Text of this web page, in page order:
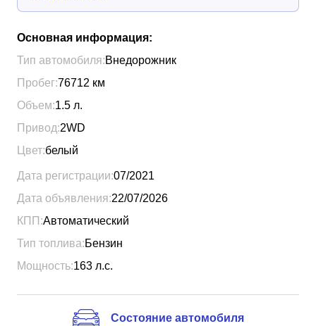
Основная информация:
Тип автомобиля:Внедорожник
Пробег:76712 км
Объем:1.5 л.
Привод:2WD
Цвет:белый
Дата регистрации:07/2021
Дата объявления:22/07/2026
КПП:Автоматический
Тип топлива:Бензин
Мощность:163 л.с.
Состояние автомобиля